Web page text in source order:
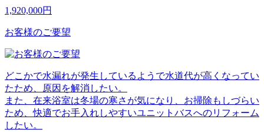
1,920,000円
お客様のご要望
どこかで水漏れが発生しているようで水道代が高くなってい
たため、原因を解消したい。
また、在来浴室は冬場の寒さが気になり、お掃除もしづらい
ため、快適でお手入れしやすいユニットバスへのリフォーム
したい。